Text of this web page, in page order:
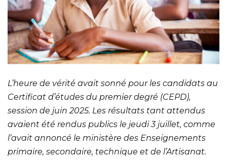
L’heure de vérité avait sonné pour les candidats au
Certificat d’études du premier degré (CEPD),
session de juin 2025. Les résultats tant attendus
avaient été rendus publics le jeudi 3 juillet, comme
l’avait annoncé le ministère des Enseignements
primaire, secondaire, technique et de l’Artisanat.